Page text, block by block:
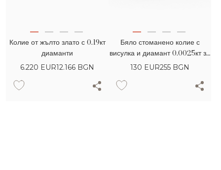
Колие от жълто злато с 0.19кт
диаманти
6.220 EUR12.166 BGN
Бяло стоманено колие с
висулка и диамант 0.0025кт за
мъже
130 EUR255 BGN